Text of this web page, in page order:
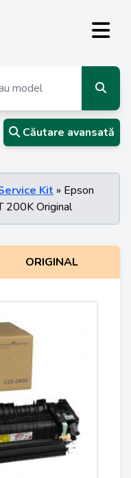
Căutare avansată
Kit » Epson
200K Original
ORIGINAL